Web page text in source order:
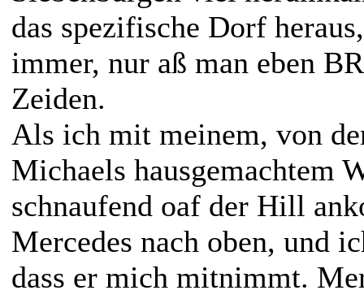
das spezifische Dorf
immer, nur aß man eben
Zeiden.
Als ich mit meinem, von
Michaels hausgemachtem
schnaufend oaf der Hill
Mercedes nach oben, und
dass er mich mitnimmt.